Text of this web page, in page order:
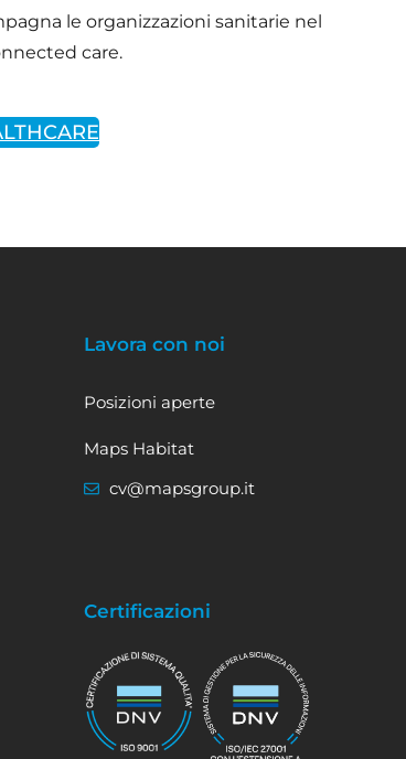
le organizzazioni sanitarie nel
care.
Lavora con noi
Posizioni aperte
Maps Habitat
cv@mapsgroup.it
Certificazioni